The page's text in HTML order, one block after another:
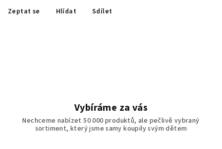
Zeptat se Hlídat Sdílet
Vybíráme za vás
Nechceme nabízet 50 000 produktů, ale pečlivě vybraný
sortiment, který jsme samy koupily svým dětem